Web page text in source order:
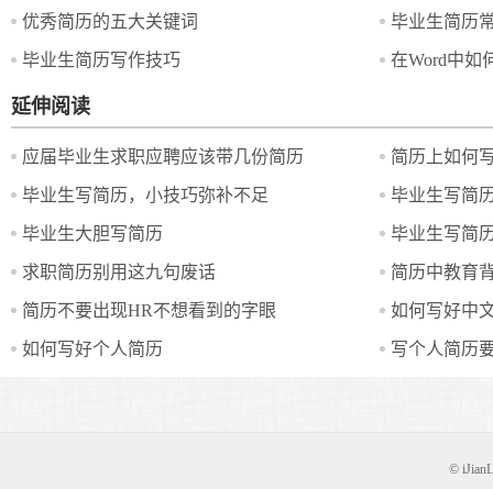
优秀简历的五大关键词 毕业生简历
毕业生简历写作技巧 在Word中如
延伸阅读
应届毕业生求职应聘应该带几份简历 简历上如何
毕业生写简历，小技巧弥补不足 毕业生写简
毕业生大胆写简历 毕业生写简
求职简历别用这九句废话 简历中教育
简历不要出现HR不想看到的字眼 如何写好中
如何写好个人简历 写个人简历
©